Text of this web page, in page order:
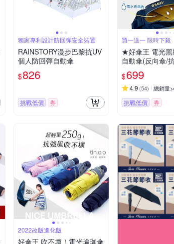
獨家專利設計防回彈安全裝置
RAINSTORY漫步巴黎抗UV
個人防回彈自動傘
$826
挑戰低價 券
買一送一 限時下殺
★好傘王 電光黑
自動傘(反向傘/
遮陽傘/自動雨傘
溫)(買1送1)
$699
4.9 (54) 總銷量
挑戰低價 券
2022改版進化版
好傘王 吹不壞！電光瑜珈傘